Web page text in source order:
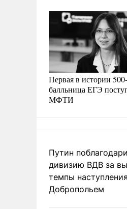
Первая в истории 500-
балльница ЕГЭ
МФТИ
Путин
дивизию ВДВ за
темпы
Добропольем